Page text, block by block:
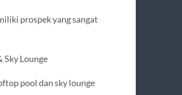
prospek yang sangat
Sky Lounge
pool dan sky lounge